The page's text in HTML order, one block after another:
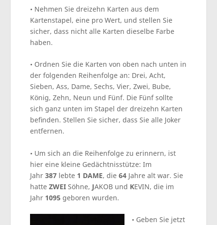
• Nehmen Sie dreizehn Karten aus dem
Kartenstapel, eine pro Wert, und stellen Sie
sicher, dass nicht alle Karten dieselbe Farbe
haben.
• Ordnen Sie die Karten von oben nach unten in
der folgenden Reihenfolge an: Drei, Acht,
Sieben, Ass, Dame, Sechs, Vier, Zwei, Bube,
König, Zehn, Neun und Fünf. Die Fünf sollte
sich ganz unten im Stapel der dreizehn Karten
befinden. Stellen Sie sicher, dass Sie alle Joker
entfernen.
• Um sich an die Reihenfolge zu erinnern, ist
hier eine kleine Gedächtnisstütze: Im
Jahr387 lebte 1 DAME, die64 Jahre alt war. Sie
hatteZWEISöhne, JAKOB und KEVIN, die im
Jahr 1095geboren wurden.
• Geben Sie jetzt